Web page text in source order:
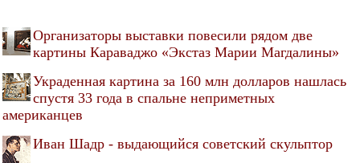
Организаторы выставки повесили рядом две
картины Караваджо «Экстаз Марии Магдалины»
Украденная картина за 160 млн долларов нашлась
спустя 33 года в спальне неприметных
американцев
Иван Шадр - выдающийся советский скульптор